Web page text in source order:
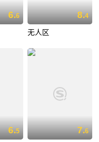
6.6 8.4
无人区
6.5 7.6